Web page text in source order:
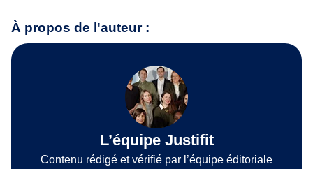
À propos de l'auteur :
L’équipe Justifit
Contenu rédigé et vérifié par l’équipe éditoriale